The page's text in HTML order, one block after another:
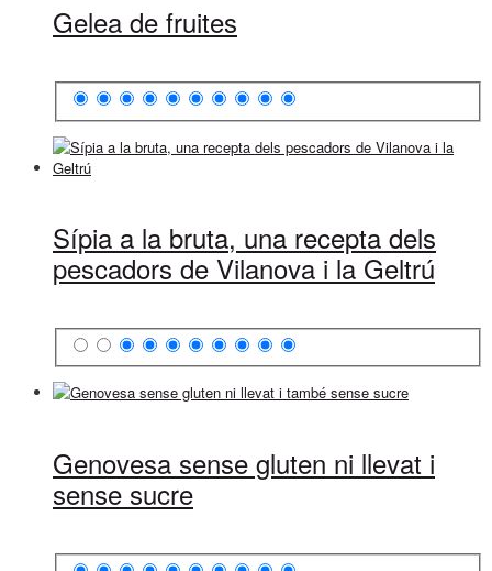
Gelea de fruites
Sípia a la bruta, una recepta dels
pescadors de Vilanova i la Geltrú
Genovesa sense gluten ni llevat i
sense sucre